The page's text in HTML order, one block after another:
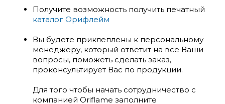
Получите возможность получить печатный
каталог Орифлейм
Вы будете приклеплены к персональному
менеджеру, который ответит на все Ваши
вопросы, поможеть сделать заказ,
проконсультирует Вас по продукции.
Для того чтобы начать сотрудничество с
компанией Oriflame заполните